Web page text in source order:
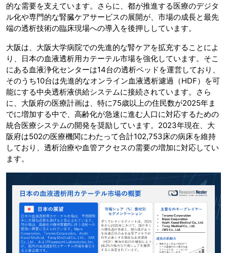
的な需要を支えています。さらに、都が推進する医療のデジタ
ル化や専門的な腎臓ケアサービスの展開が、市場の成長と最先
端の透析技術の臨床現場への導入を後押ししています。
大阪は、大阪大学病院での先進的な腎ケアを拡充することによ
り、日本の血液透析用カテーテル市場を強化しています。そこ
にある血液浄化センターは14台の透析ベッドを運営しており、
そのうち10台は先進的なオンライン血液透析濾過（HDF）を可
能にする中央透析液供給システムに接続されています。さら
に、大阪府の医療計画は、特に75歳以上の住民数が2025年ま
でに増加する中で、高齢化が急速に進む人口に対応するための
統合医療システムの開発を奨励しています。2023年現在、大
阪府は502の医療機関にわたって合計102,753床の病床を維持
しており、透析治療や血管アクセスの需要の増加に対応してい
ます。